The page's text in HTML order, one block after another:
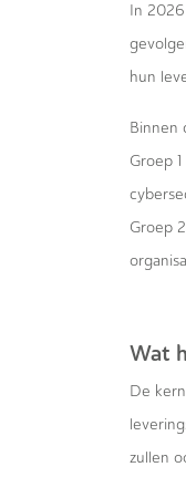
In
hun
Binnen
Groep
Groep
Wat
De
zullen